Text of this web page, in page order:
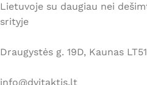
Lietuvoje su daugiau nei
srityje
Draugystės g. 19D, Kaunas
info@dvitaktis.lt